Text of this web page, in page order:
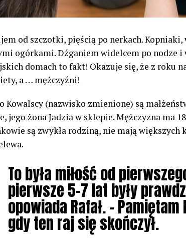
od szczotki, pięścią po nerkach.
ogórkami. Dźganiem widelcem po nodze i
domach to fakt! Okazuje się, że z roku
a … mężczyźni!
Kowalscy (nazwisko zmienione) są
jego żona Jadzia w sklepie. Mężczyzna ma
są zwykła rodziną, nie mają
To była miłość od
pierwsze 5-7 lat były
opowiada Rafał. –
gdy ten raj się skończył.